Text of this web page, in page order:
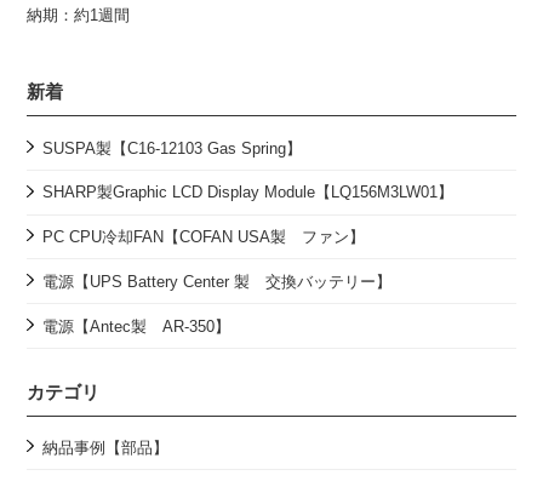
納期：約1週間
新着
SUSPA製【C16-12103 Gas Spring】
SHARP製Graphic LCD Display Module【LQ156M3LW01】
PC CPU冷却FAN【COFAN USA製 ファン】
電源【UPS Battery Center 製 交換バッテリー】
電源【Antec製 AR-350】
カテゴリ
納品事例【部品】